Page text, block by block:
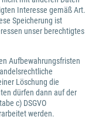
Interesse gemäß Art.
Speicherung ist
unser berechtigtes
Aufbewahrungsfristen
Löschung die
dürfen dann auf der
c) DSGVO
werden.